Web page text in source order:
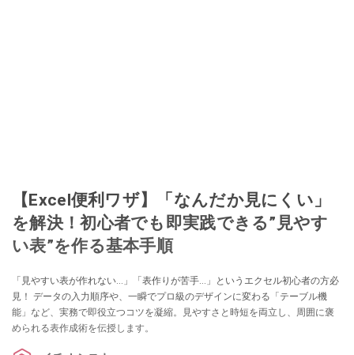
【Excel便利ワザ】「なんだか見にくい」
を解決！初心者でも即実践できる”見やす
い表”を作る基本手順
「見やすい表が作れない…」「表作りが苦手…」というエクセル初心者の方必
見！ データの入力順序や、一瞬でプロ級のデザインに変わる「テーブル機
能」など、実務で即役立つコツを凝縮。見やすさと時短を両立し、周囲に褒
められる表作成術を伝授します。